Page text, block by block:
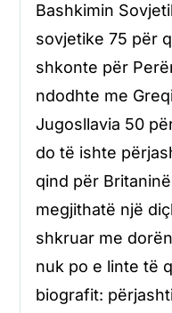
Bashkimin
sovjetike 75 për
shkonte për
ndodhte me
Jugosllavia 50
do të ishte
qind për
megjithatë një
shkruar me
nuk po e linte të
biografit: